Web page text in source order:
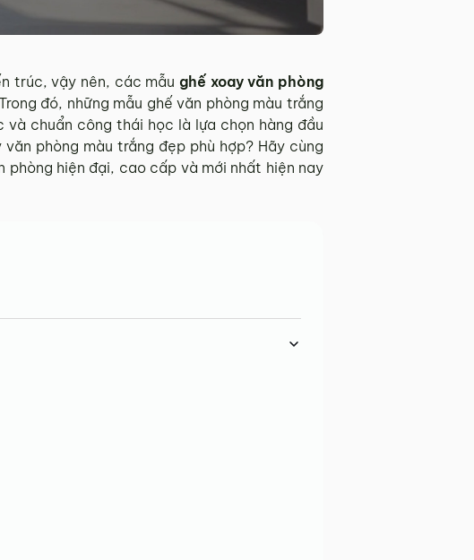
trúc, vậy nên, các mẫughế xoay văn phòng
đó, những mẫu ghế văn phòng màu trắng
chuẩn công thái học là lựa chọn hàng đầu
phòng màu trắng đẹp phù hợp? Hãy cùng
phòng hiện đại, cao cấp và mới nhất hiện nay